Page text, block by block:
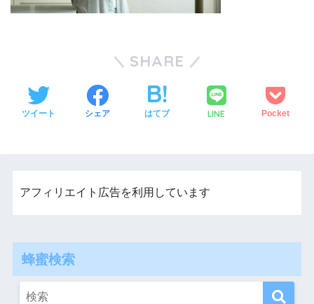
SHARE
ツイート シェア はてブ LINE Pocket
アフィリエイト広告を利用しています
蜂蜜検索